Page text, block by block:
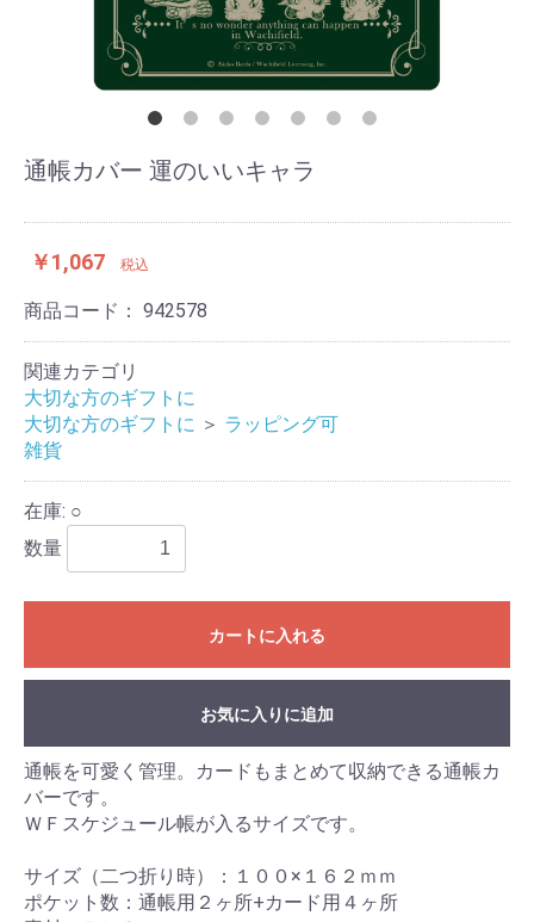
通帳カバー 運のいいキャラ
￥1,067 税込
商品コード： 942578
関連カテゴリ
大切な方のギフトに
大切な方のギフトに ＞ ラッピング可
雑貨
在庫: ○
数量
カートに入れる
お気に入りに追加
通帳を可愛く管理。カードもまとめて収納できる通帳カ
バーです。
ＷＦスケジュール帳が入るサイズです。
サイズ（二つ折り時）：１００×１６２ｍｍ
ポケット数：通帳用２ヶ所+カード用４ヶ所